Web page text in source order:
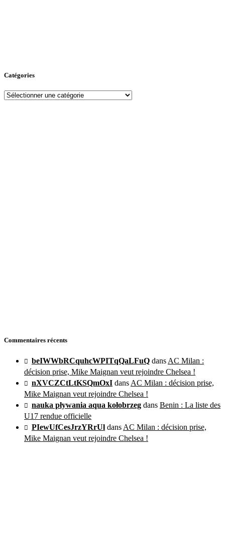
Catégories
Catégories
Commentaires récents
beIWWbRCquhcWPITqQaLFuQ dans AC Milan :
décision prise, Mike Maignan veut rejoindre Chelsea !
nXVCZCtLtKSQmOxI dans AC Milan : décision prise,
Mike Maignan veut rejoindre Chelsea !
nauka pływania aqua kołobrzeg dans Benin : La liste des
U17 rendue officielle
PIewUfCesJrzYRrUl dans AC Milan : décision prise,
Mike Maignan veut rejoindre Chelsea !